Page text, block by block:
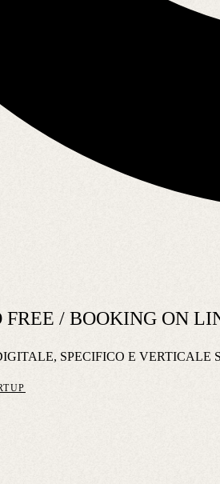
/ BOOKING ON
SPECIFICO E